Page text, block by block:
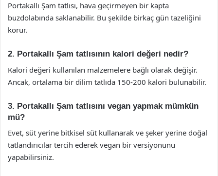
Portakallı Şam tatlısı, hava geçirmeyen bir kapta
buzdolabında saklanabilir. Bu şekilde birkaç gün tazeliğini
korur.
2. Portakallı Şam tatlısının kalori değeri nedir?
Kalori değeri kullanılan malzemelere bağlı olarak değişir.
Ancak, ortalama bir dilim tatlıda 150-200 kalori bulunabilir.
3. Portakallı Şam tatlısını vegan yapmak mümkün
mü?
Evet, süt yerine bitkisel süt kullanarak ve şeker yerine doğal
tatlandırıcılar tercih ederek vegan bir versiyonunu
yapabilirsiniz.